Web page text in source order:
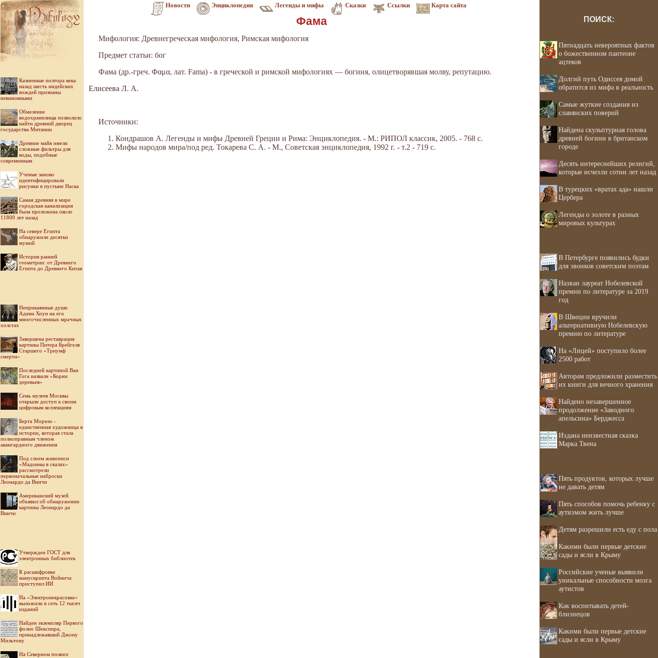
Новости Энциклопедия Легенды и мифы Сказки Ссылки Карта сайта
Казненные полтора века
назад шесть индейских
вождей признаны
невиновными
Обмеление
водохранилища позволило
найти древний дворец
государства Митанни
Древние майя имели
сложные фильтры для
воды, подобные
современным
Ученые заново
идентифицировали
рисунки в пустыне Наска
Самая древняя в мире
городская канализация
была проложена около
11800 лет назад
На севере Египта
обнаружили десятки
мумий
История ранней
геометрии: от Древнего
Египта до Древнего Китая
Неприкаянные души
Адама Хоуи на его
многочисленных мрачных
холстах
Завершена реставрация
картины Питера Брейгеля
Старшего «Триумф
смерти»
Последней картиной Ван
Гога назвали «Корни
деревьев»
Семь музеев Москвы
открыли доступ к своим
цифровым коллекциям
Берта Моризо -
единственная художница в
истории, которая стала
полноправным членом
авангардного движения
Под слоем живописи
«Мадонны в скалах»
рассмотрели
первоначальные наброски
Леонардо да Винчи
Американский музей
объявил об обнаружении
картины Леонардо да
Винчи
Утвержден ГОСТ для
электронных библиотек
К расшифровке
манускрипта Войнича
приступил ИИ
На «Электронекрасовке»
выложили в сеть 12 тысяч
изданий
Найден экземпляр Первого
фолио Шекспира,
принадлежавший Джону
Мильтону
На Северном полюсе
Фама
Мифология: Древнегреческая мифология, Римская мифология
Предмет статьи: бог
Фама (др.-греч. Φαμα, лат. Fama) - в греческой и римской мифологиях — богиня, олицетворявшая молву, репутацию.
Елисеева Л. А.
Источники:
Кондрашов А. Легенды и мифы Древней Греции и Рима: Энциклопедия. - М.: РИПОЛ классик, 2005. - 768 с.
Мифы народов мира/под ред. Токарева С. А. - М., Советская энциклопедия, 1992 г. - т.2 - 719 с.
ПОИСК:
Пятнадцать невероятных фактов
о божественном пантеоне
ацтеков
Долгий путь Одиссея домой
обратится из мифа в реальность
Самые жуткие создания из
славянских поверий
Найдена скульптурная голова
древней богини в британском
городе
Десять интереснейших религий,
которые исчезли сотни лет назад
В турецких «вратах ада» нашли
Цербера
Легенды о золоте в разных
мировых культурах
В Петербурге появились будки
для звонков советским поэтам
Назван лауреат Нобелевской
премии по литературе за 2019
год
В Швеции вручили
альтернативную Нобелевскую
премию по литературе
На «Лицей» поступило более
2500 работ
Авторам предложили разместить
их книги для вечного хранения
Найдено незавершенное
продолжение «Заводного
апельсина» Берджесса
Издана неизвестная сказка
Марка Твена
Пять продуктов, которых лучше
не давать детям
Пять способов помочь ребенку с
аутизмом жить лучше
Детям разрешили есть еду с пола
Какими были первые детские
сады и ясли в Крыму
Российские ученые выявили
уникальные способности мозга
аутистов
Как воспитывать детей-
близнецов
Какими были первые детские
сады и ясли в Крыму